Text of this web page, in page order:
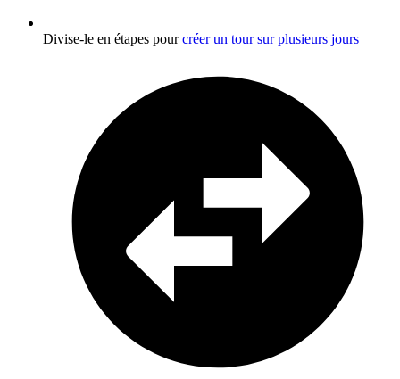
Divise-le en étapes pourcréer un tour sur plusieurs jours